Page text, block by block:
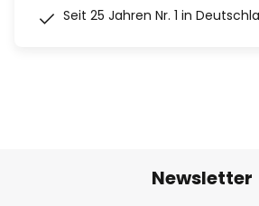
Seit 25 Jahren Nr. 1 in
Newsletter